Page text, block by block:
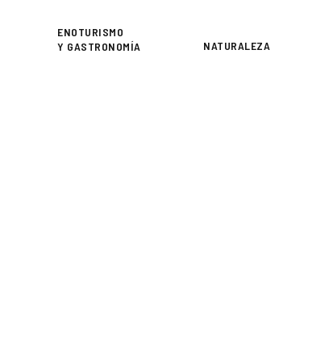
ENOTURISMO
Y GASTRONOMÍA
NATURALEZA